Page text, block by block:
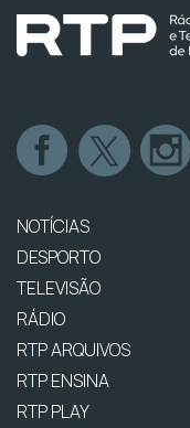
NOTÍCIAS
DESPORTO
TELEVISÃO
RÁDIO
RTP ARQUIVOS
RTP ENSINA
RTP PLAY